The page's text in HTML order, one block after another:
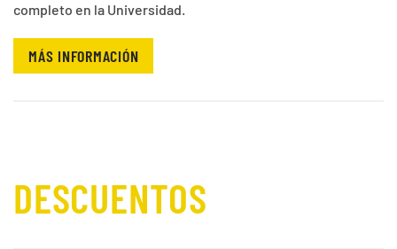
completo en la Universidad.
MÁS INFORMACIÓN
DESCUENTOS